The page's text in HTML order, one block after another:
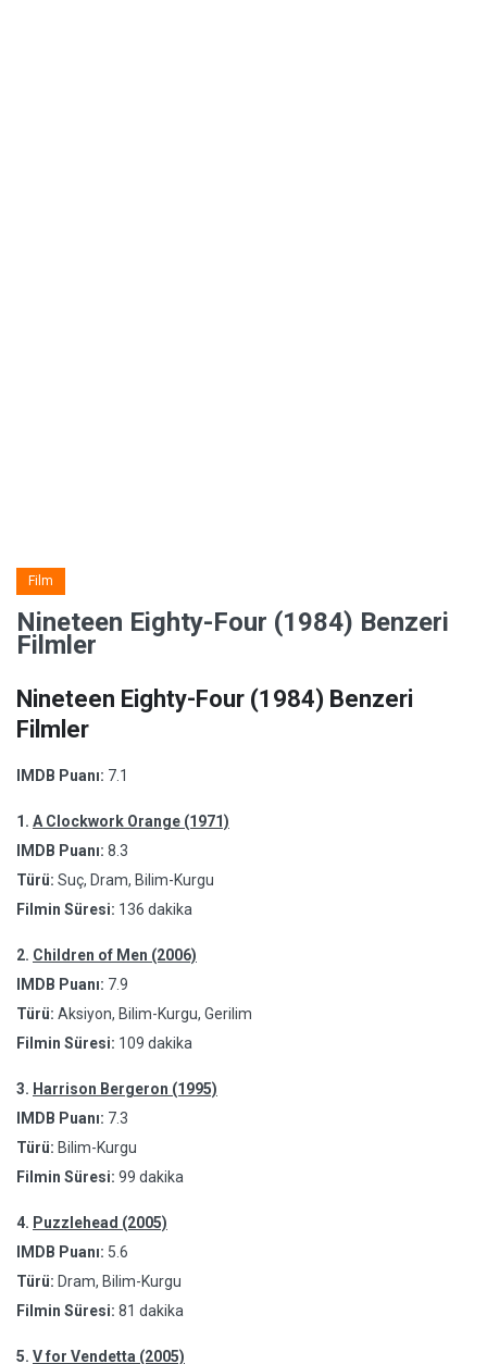
Film
Nineteen Eighty-Four (1984) Benzeri
Filmler
Nineteen Eighty-Four (1984) Benzeri
Filmler
IMDB Puanı: 7.1
1. A Clockwork Orange (1971)
IMDB Puanı: 8.3
Türü: Suç, Dram, Bilim-Kurgu
Filmin Süresi: 136 dakika
2. Children of Men (2006)
IMDB Puanı: 7.9
Türü: Aksiyon, Bilim-Kurgu, Gerilim
Filmin Süresi: 109 dakika
3. Harrison Bergeron (1995)
IMDB Puanı: 7.3
Türü: Bilim-Kurgu
Filmin Süresi: 99 dakika
4. Puzzlehead (2005)
IMDB Puanı: 5.6
Türü: Dram, Bilim-Kurgu
Filmin Süresi: 81 dakika
5. V for Vendetta (2005)